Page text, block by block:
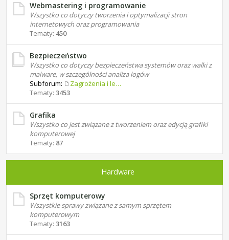
Webmastering i programowanie
Wszystko co dotyczy tworzenia i optymalizacji stron
internetowych oraz programowania
Tematy: 450
Bezpieczeństwo
Wszystko co dotyczy bezpieczeństwa systemów oraz walki z
malware, w szczególności analiza logów
Subforum:
Zagrożenia i leczenie
Tematy: 3453
Grafika
Wszystko co jest związane z tworzeniem oraz edycją grafiki
komputerowej
Tematy: 87
Hardware
Sprzęt komputerowy
Wszystkie sprawy związane z samym sprzętem
komputerowym
Tematy: 3163